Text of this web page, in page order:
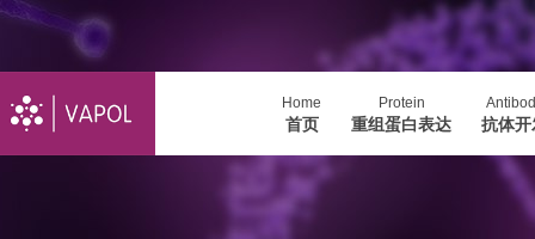
Home
首页
Protein
重组蛋白表达 抗体开